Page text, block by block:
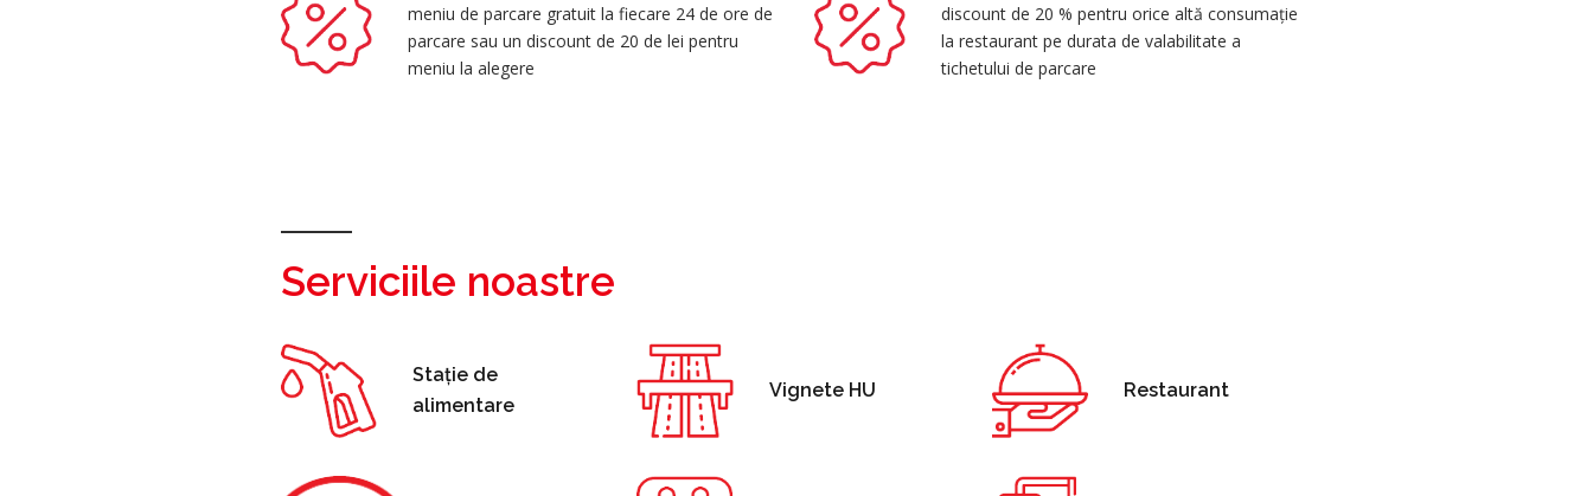
meniu de parcare gratuit la fiecare 24 de ore de
parcare sau un discount de 20 de lei pentru
meniu la alegere
discount de 20 % pentru orice altă consumație
la restaurant pe durata de valabilitate a
tichetului de parcare
Serviciile noastre
Stație de
alimentare
Vignete HU Restaurant